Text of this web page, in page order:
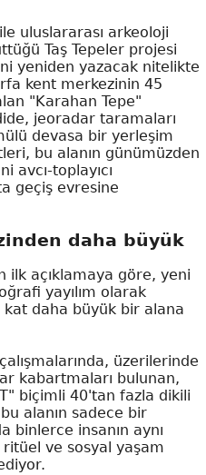
uluslararası arkeoloji
Taş Tepeler projesi
yeniden yazacak nitelikte
kent merkezinin 45
"Karahan Tepe"
jeoradar taramaları
devasa bir yerleşim
bu alanın günümüzden
avcı-toplayıcı
geçiş evresine
daha büyük
ilk açıklamaya göre, yeni
yayılım olarak
kat daha büyük bir alana
üzerilerinde
kabartmaları bulunan,
biçimli 40'tan fazla dikili
alanın sadece bir
binlerce insanın aynı
ritüel ve sosyal yaşam